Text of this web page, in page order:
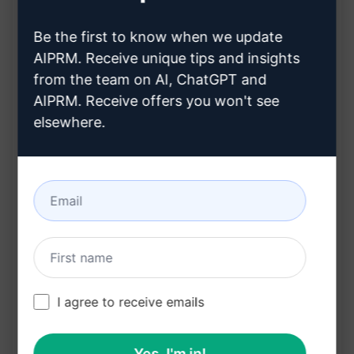
productkenmerken door ChatGPT
Biedt inzicht in de behoeften van uw
doelgroep
Voordelen van het Gebruik van de
ChatGPT Prompt:
Verhoogt conversies door gerichte
productbeschrijvingen
Optimaliseert marketinginspanningen met
klantgerichte benaderingen
Bespaart tijd en moeite bij het identificeren
Verbetert de klanttevredenheid door
Be the first to know when we update
AIPRM. Receive unique tips and insights
from the team on AI, ChatGPT and
AIPRM. Receive offers you won't see
elsewhere.
I agree to receive emails